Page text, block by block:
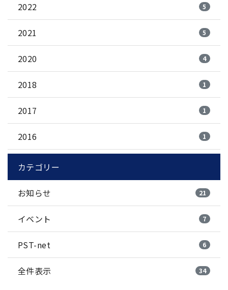
2022 5
2021 5
2020 4
2018 1
2017 1
2016 1
カテゴリー
お知らせ 21
イベント 7
PST-net 6
全件表示 34